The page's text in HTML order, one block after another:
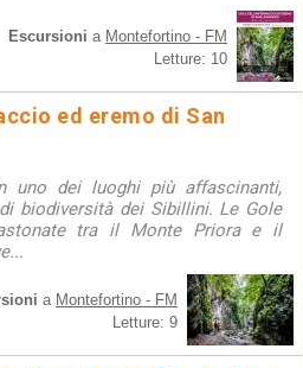
Escursioni a Montefortino - FM
Letture: 10
ed eremo di San
uno dei luoghi più affascinanti,
biodiversità dei Sibillini. Le Gole
tra il Monte Priora e il
a Montefortino - FM
Letture: 9